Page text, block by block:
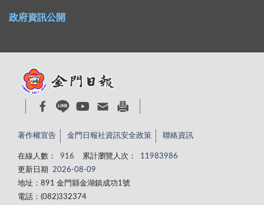
政府資訊公開
著作權宣告 金門日報社資訊安全政策 聯絡資訊
在線人數： 916 累計瀏覽人次：
11983986
更新日期
2026-08-09
地址：891 金門縣金湖鎮成功1號
電話：(082)332374